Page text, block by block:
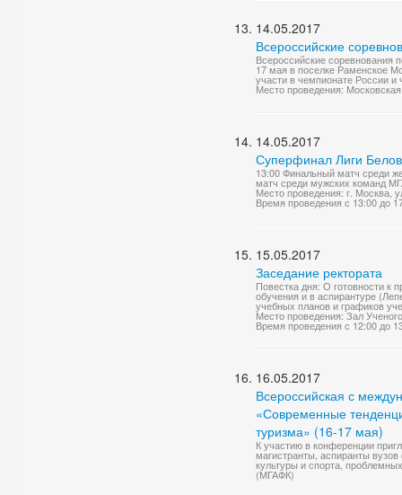
14.05.2017
Всероссийские
Всероссийские соревнования
17 мая в поселке Раменское
участи в чемпионате России
Место проведения:
14.05.2017
Суперфинал Лиги
13:00 Финальный матч среди
матч среди мужских команд
Место проведения: г. Москва,
Время проведения с 13:00 до
15.05.2017
Заседание ректората
Повестка дня: О готовности к
обучения и в аспирантуре
учебных планов и графиков
Место проведения: Зал
Время проведения с 12:00 до
16.05.2017
Всероссийская с
«Современные
туризма» (16-17 мая)
К участию в конференции
магистранты, аспиранты
культуры и спорта,
(МГАФК)